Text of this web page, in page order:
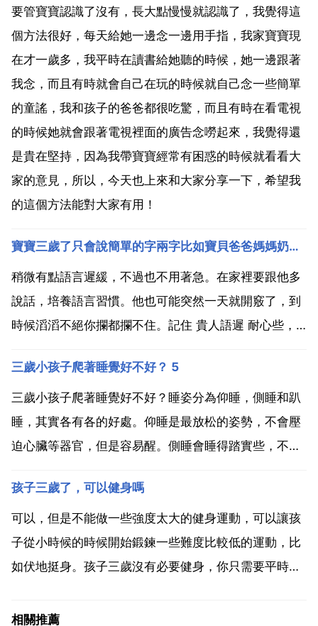
要管寶寶認識了沒有，長大點慢慢就認識了，我覺得這
個方法很好，每天給她一邊念一邊用手指，我家寶寶現
在才一歲多，我平時在讀書給她聽的時候，她一邊跟著
我念，而且有時就會自己在玩的時候就自己念一些簡單
的童謠，我和孩子的爸爸都很吃驚，而且有時在看電視
的時候她就會跟著電視裡面的廣告念嘮起來，我覺得還
是貴在堅持，因為我帶寶寶經常有困惑的時候就看看大
家的意見，所以，今天也上來和大家分享一下，希望我
的這個方法能對大家有用！
寶寶三歲了只會說簡單的字兩字比如寶貝爸爸媽媽奶奶吃洗澡這些，不會說成句的話
稍微有點語言遲緩，不過也不用著急。在家裡要跟他多
說話，培養語言習慣。他也可能突然一天就開竅了，到
時候滔滔不絕你攔都攔不住。記住 貴人語遲 耐心些，
以。孩子三歲了 男孩 還不會說話，只知道兩個字兩個
字的說，叫爸爸，媽媽，爺爺，奶奶，等等 這些基本
沒事，他...
三歲小孩子爬著睡覺好不好？ 5
三歲小孩子爬著睡覺好不好？睡姿分為仰睡，側睡和趴
睡，其實各有各的好處。仰睡是最放松的姿勢，不會壓
迫心臟等器官，但是容易醒。側睡會睡得踏實些，不易
而且比較適合臉短或下巴小的寶寶，可以睡臉形，睡出
漂亮的瓜子臉。科學建議寶寶怎麼睡舒服怎麼睡，不要
過於限制或者...
孩子三歲了，可以健身嗎
可以，但是不能做一些強度太大的健身運動，可以讓孩
子從小時候的時候開始鍛鍊一些難度比較低的運動，比
如伏地挺身。孩子三歲沒有必要健身，你只需要平時帶
成傷害，比如胳膊很容易脫臼。孩子才三歲，建議不要
相關推薦